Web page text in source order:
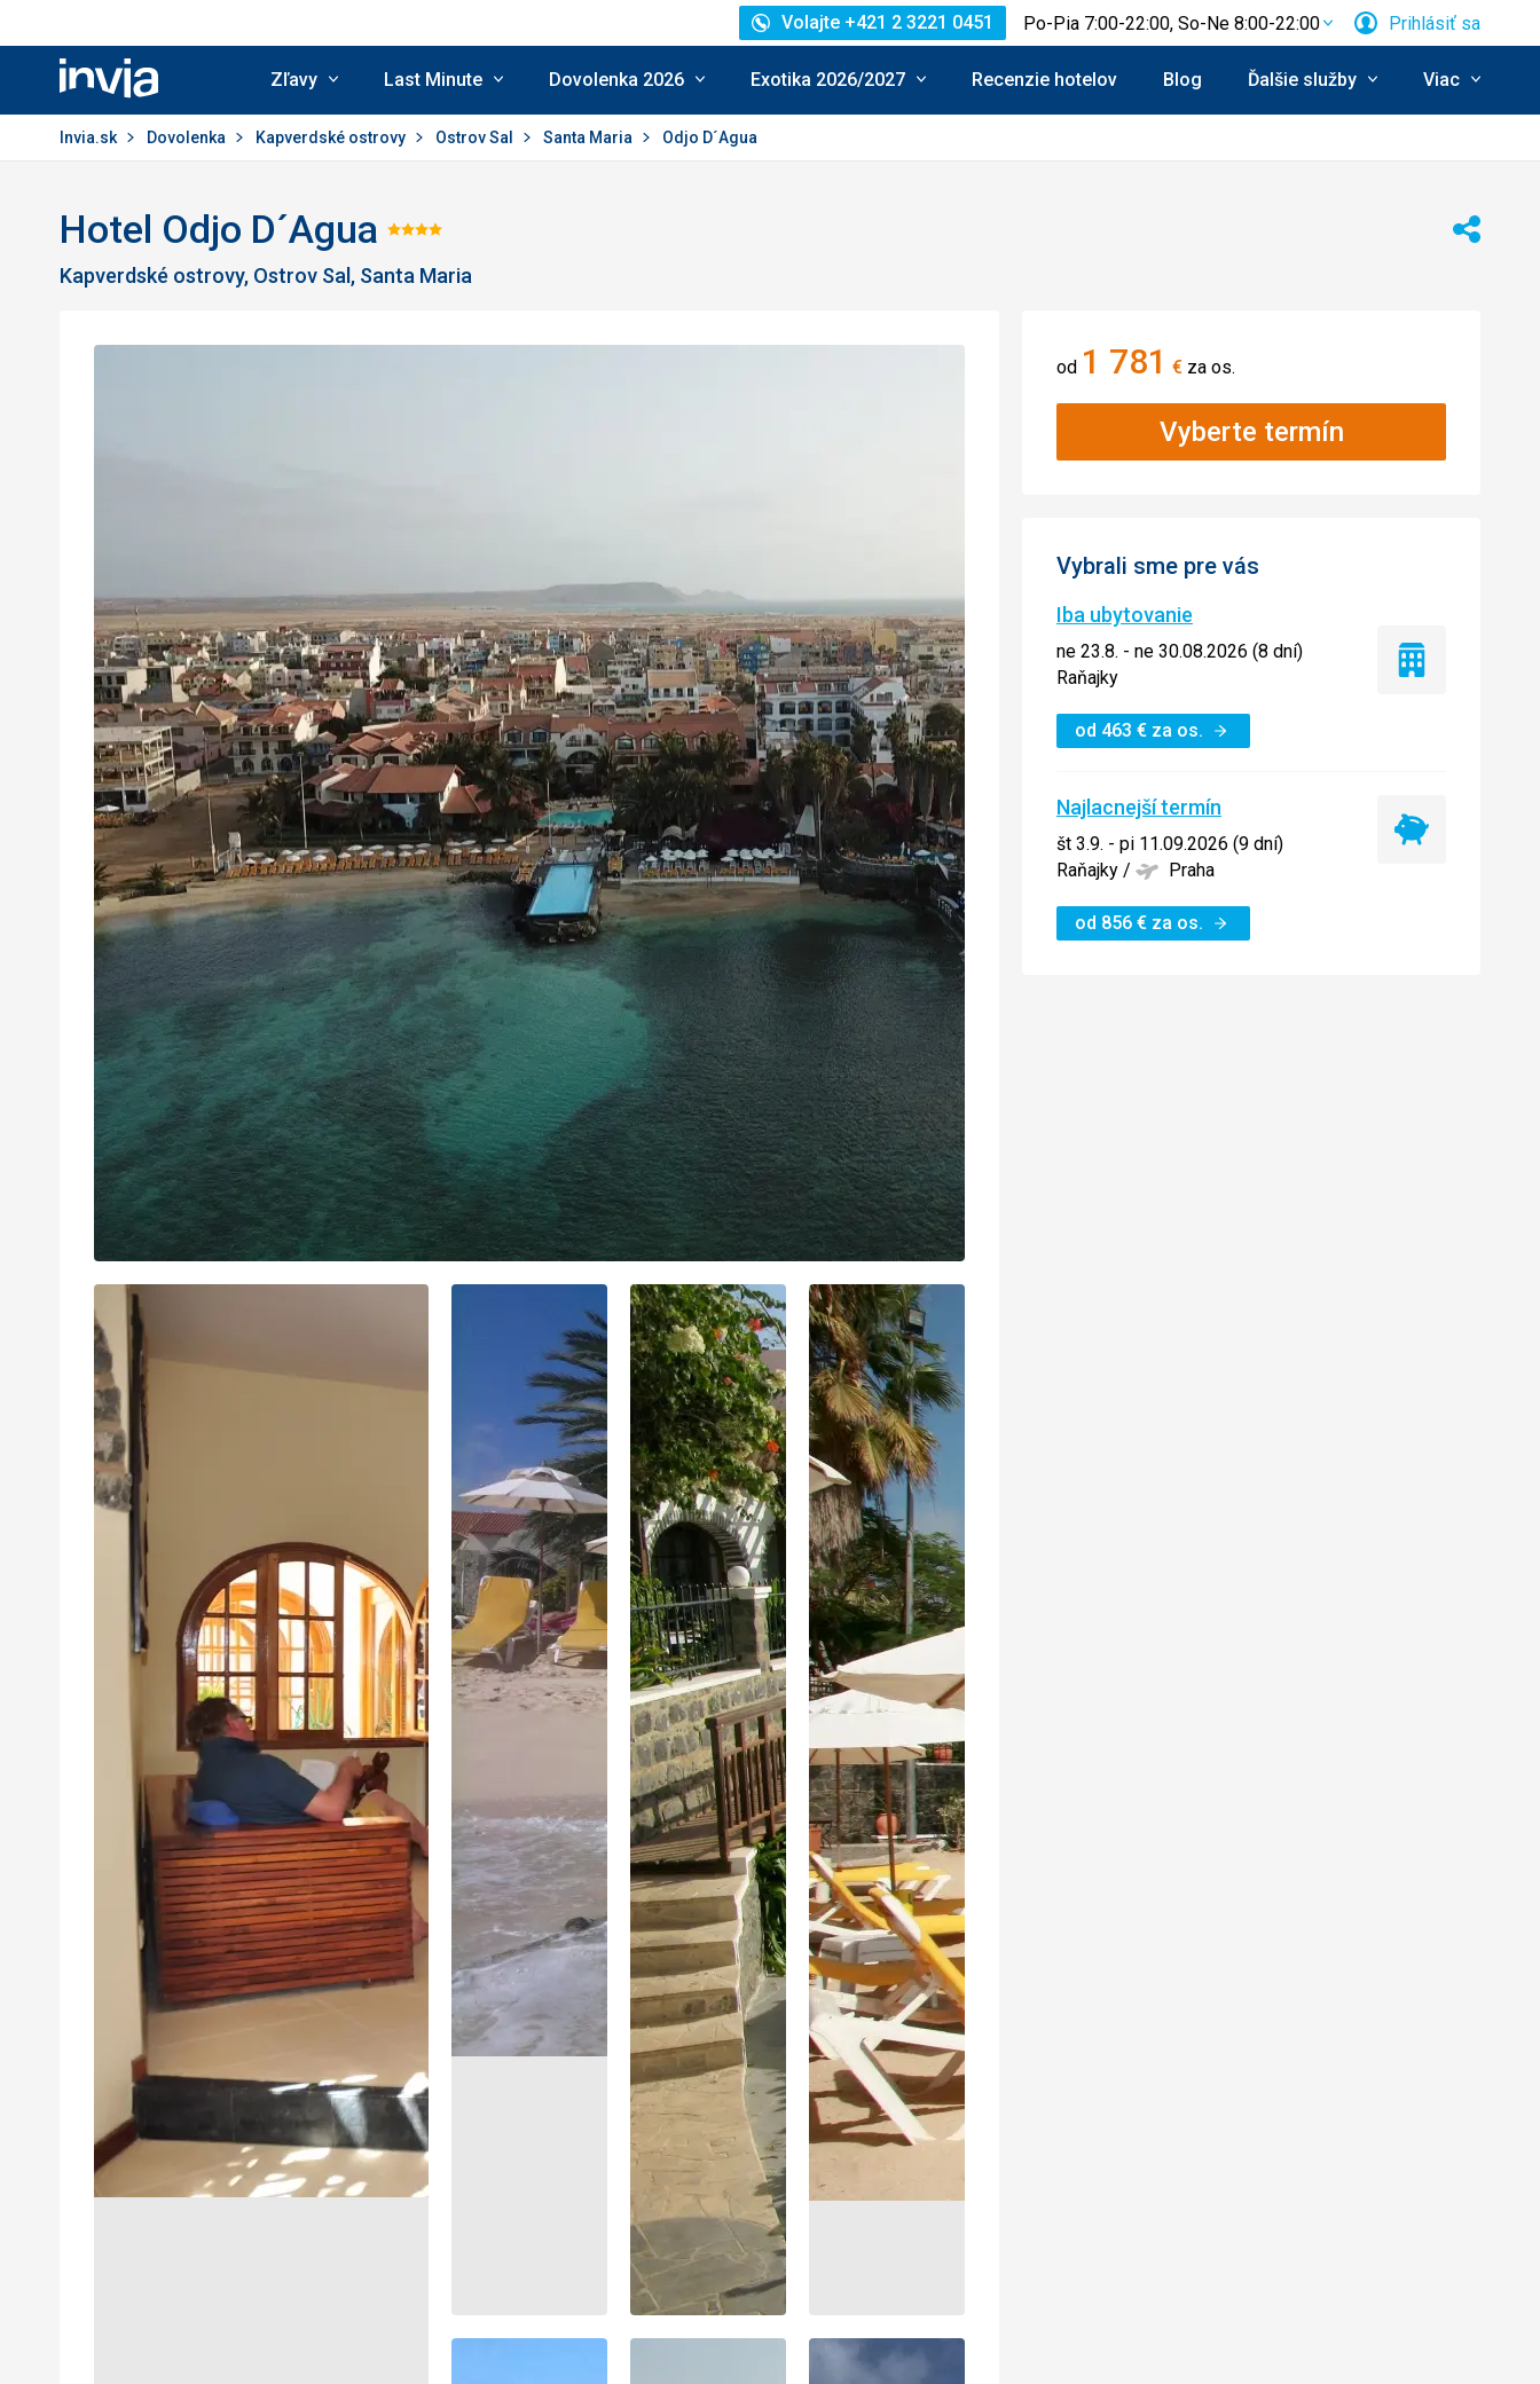
Invia.sk
Volajte +421 2 3221 0451 Po-Pia 7:00-22:00, So-Ne 8:00-22:00 Prihlásiť sa
Zľavy Last Minute Dovolenka 2026 Exotika 2026/2027 Recenzie hotelov Blog Ďalšie služby Viac
Invia.sk Dovolenka Kapverdské ostrovy Ostrov Sal Santa Maria Odjo D´Agua
Hotel Odjo D´Agua Hodnotenie:
4/5
Kapverdské ostrovy, Ostrov Sal, Santa Maria
Zdieľať
od 1 781 € za os.
Vyberte termín
Vybrali sme pre vás
Iba ubytovanie
ne 23.8. - ne 30.08.2026 (8 dní)
Raňajky
od 463 € za os.
Iba
Najlacnejší termín
št 3.9. - pi 11.09.2026 (9 dní)
Raňajky / Praha
od 856 € za os.
Najlacnejší